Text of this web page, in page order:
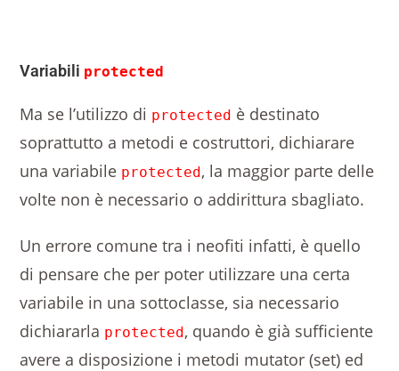
Variabili protected
Ma se l’utilizzo di protected è destinato
soprattutto a metodi e costruttori, dichiarare
una variabile protected, la maggior parte delle
volte non è necessario o addirittura sbagliato.
Un errore comune tra i neofiti infatti, è quello
di pensare che per poter utilizzare una certa
variabile in una sottoclasse, sia necessario
dichiararla protected, quando è già sufficiente
avere a disposizione i metodi mutator (set) ed